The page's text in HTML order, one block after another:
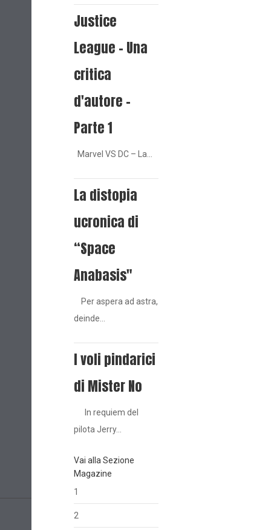
Justice
League - Una
critica
d'autore -
Parte 1
Marvel VS DC – La…
La distopia
ucronica di
“Space
Anabasis"
Per aspera ad astra,
deinde…
I voli pindarici
di Mister No
In requiem del
pilota Jerry…
Vai alla Sezione
Magazine
1
2